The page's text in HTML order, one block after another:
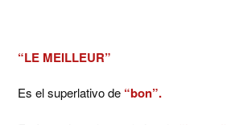
“LE MEILLEUR”
Es el superlativo de “bon”.